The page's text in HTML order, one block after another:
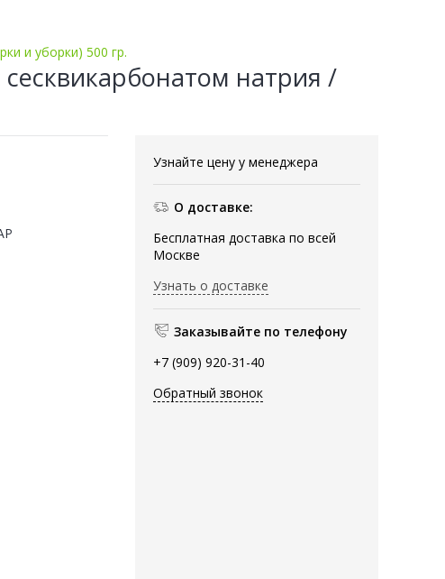
и уборки) 500 гр.
сесквикарбонатом натрия /
Узнайте цену у менеджера
О доставке:
Бесплатная доставка по всей
Москве
Узнать о доставке
Заказывайте по телефону
+7 (909) 920-31-40
Обратный звонок